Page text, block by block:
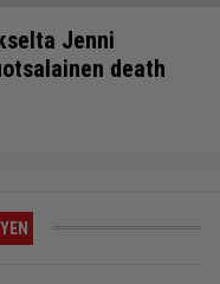
Jenni
death